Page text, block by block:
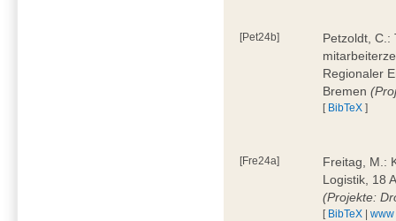
[Pet24b]
Petzoldt, C.:
Regionaler
Bremen
[ BibTeX ]
[Fre24a]
Freitag, M.:
Logistik, 18
(Projekte:
[ BibTeX |www